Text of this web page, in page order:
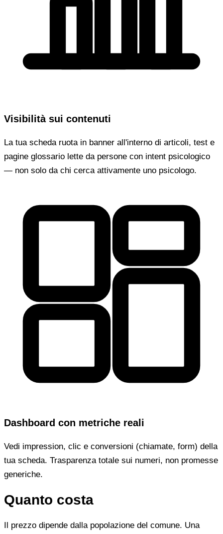
Visibilità sui contenuti
La tua scheda ruota in banner all'interno di articoli, test e
pagine glossario lette da persone con intent psicologico
— non solo da chi cerca attivamente uno psicologo.
Dashboard con metriche reali
Vedi impression, clic e conversioni (chiamate, form) della
tua scheda. Trasparenza totale sui numeri, non promesse
generiche.
Quanto costa
Il prezzo dipende dalla popolazione del comune. Una